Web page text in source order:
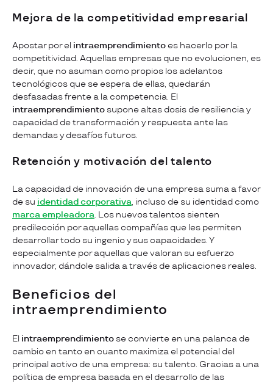
Mejora de la competitividad empresarial
Apostar por el intraemprendimiento es hacerlo por la
competitividad. Aquellas empresas que no evolucionen, es
decir, que no asuman como propios los adelantos
tecnológicos que se espera de ellas, quedarán
desfasadas frente a la competencia. El
intraemprendimiento supone altas dosis de resiliencia y
capacidad de transformación y respuesta ante las
demandas y desafíos futuros.
Retención y motivación del talento
La capacidad de innovación de una empresa suma a favor
de su identidad corporativa, incluso de su identidad como
marca empleadora. Los nuevos talentos sienten
predilección por aquellas compañías que les permiten
desarrollar todo su ingenio y sus capacidades. Y
especialmente por aquellas que valoran su esfuerzo
innovador, dándole salida a través de aplicaciones reales.
Beneficios del
intraemprendimiento
El intraemprendimiento se convierte en una palanca de
cambio en tanto en cuanto maximiza el potencial del
principal activo de una empresa: su talento. Gracias a una
política de empresa basada en el desarrollo de las